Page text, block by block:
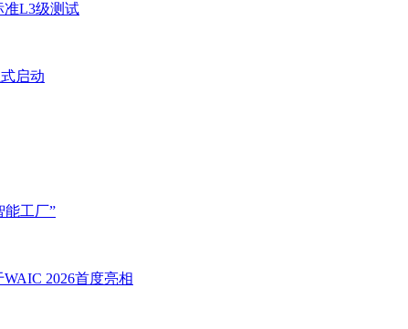
准L3级测试
启动
能工厂”
2026首度亮相